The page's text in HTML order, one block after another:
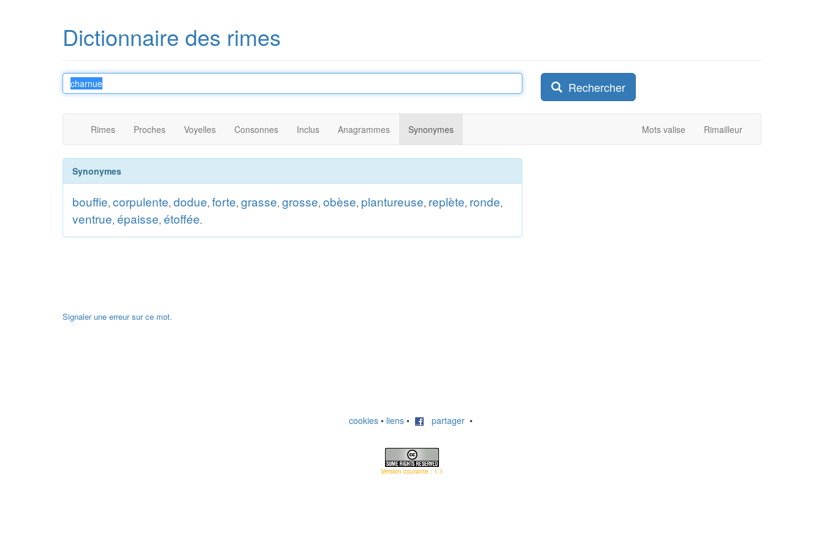
Dictionnaire des rimes
Rechercher
Rimes Proches Voyelles Consonnes Inclus Anagrammes Synonymes Mots valise Rimailleur
Synonymes
bouffie, corpulente, dodue, forte, grasse, grosse, obèse, plantureuse, replète, ronde,
ventrue, épaisse, étoffée.
Signaler une erreur sur ce mot.
cookies • liens • partager •
Version courante : 1.1